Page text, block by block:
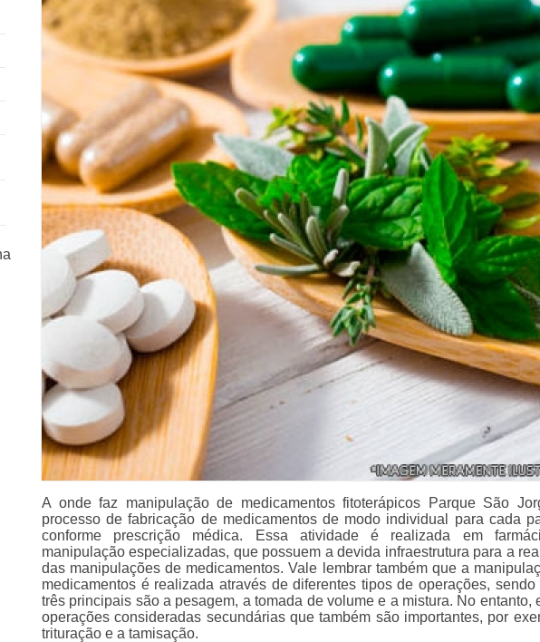
A onde faz manipulação de medicamentos fitoterápicos Parque São
processo de fabricação de medicamentos de modo individual para cada
conforme prescrição médica. Essa atividade é realizada em
manipulação especializadas, que possuem a devida infraestrutura para a
das manipulações de medicamentos. Vale lembrar também que a
medicamentos é realizada através de diferentes tipos de operações,
três principais são a pesagem, a tomada de volume e a mistura. No entanto,
operações consideradas secundárias que também são importantes, por
trituração e a tamisação.